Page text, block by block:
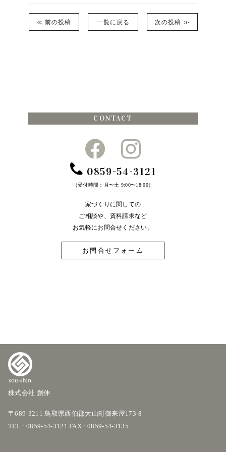
≪ 前の投稿 一覧に戻る 次の投稿 ≫
CONTACT
0859-54-3121
（受付時間：月〜土 9:00〜18:00）
家づくりに関しての
ご相談や、資料請求など
お気軽にお問合せください。
お問合せフォーム
株式会社 創伸
〒689-3211 鳥取県西伯郡大山町御来屋173-8
TEL : 0859-54-3121 FAX : 0859-54-3135